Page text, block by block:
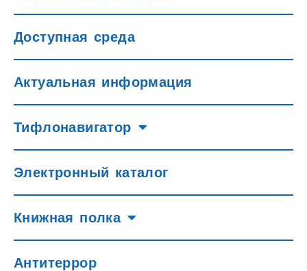
Доступная среда
Актуальная информация
Тифлонавигатор
Электронный каталог
Книжная полка
Антитеррор